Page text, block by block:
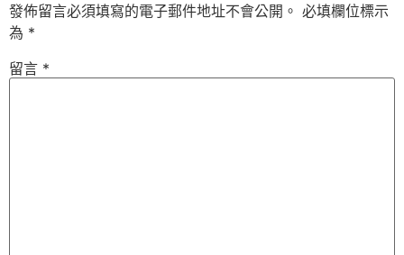
發佈留言必須填寫的電子郵件地址不會公開。 必填欄位標示
為 *
留言 *